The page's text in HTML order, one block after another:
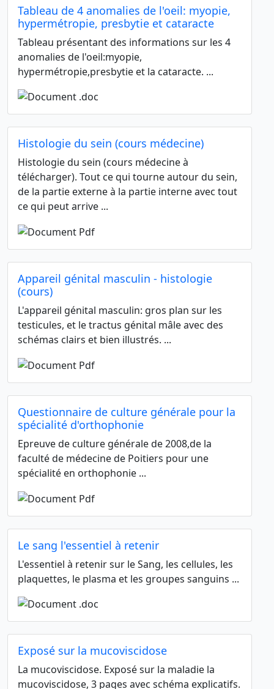
Tableau de 4 anomalies de l'oeil: myopie,
hypermétropie, presbytie et cataracte
Tableau présentant des informations sur les 4
anomalies de l'oeil:myopie,
hypermétropie,presbytie et la cataracte. ...
Histologie du sein (cours médecine)
Histologie du sein (cours médecine à
télécharger). Tout ce qui tourne autour du sein,
de la partie externe à la partie interne avec tout
ce qui peut arrive ...
Appareil génital masculin - histologie
(cours)
L'appareil génital masculin: gros plan sur les
testicules, et le tractus génital mâle avec des
schémas clairs et bien illustrés. ...
Questionnaire de culture générale pour la
spécialité d'orthophonie
Epreuve de culture générale de 2008,de la
faculté de médecine de Poitiers pour une
spécialité en orthophonie ...
Le sang l'essentiel à retenir
L'essentiel à retenir sur le Sang, les cellules, les
plaquettes, le plasma et les groupes sanguins ...
Exposé sur la mucoviscidose
La mucoviscidose. Exposé sur la maladie la
mucoviscidose, 3 pages avec schéma explicatifs.